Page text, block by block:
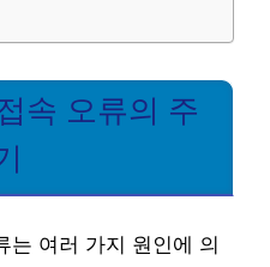
속 오류의 주
는 여러 가지 원인에 의